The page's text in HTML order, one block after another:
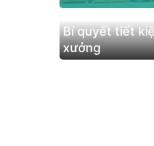
Bí quyết tiết
xưởng